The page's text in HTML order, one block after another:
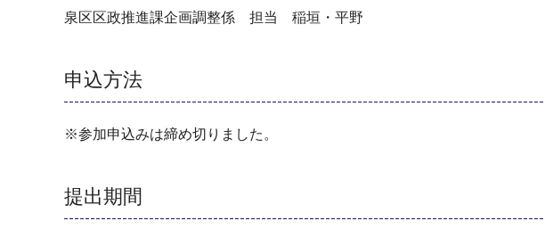
泉区区政推進課企画調整係 担当 稲垣・平野
申込方法
※参加申込みは締め切りました。
提出期間